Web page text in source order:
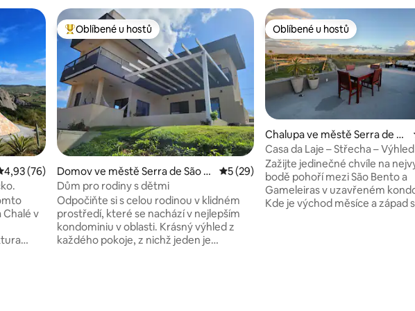
hodnocení 4,93 z 5, 76 hodnocení
4,93 (76)
v
Nejlepší v kategorii Oblíbené u hostů
Oblíbené u hostů
Domov ve městě Serra de São B
ento
Průměrné hodnocení 5 z 5, 29 hodnocení
5 (29)
Dům pro rodiny s dětmi
Odpočiňte si s celou rodinou v klidném
prostředí, které se nachází v nejlepším
kondominiu v oblasti. Krásný výhled z
každého pokoje, z nichž jeden je
Oblíbené u hostů
Oblíbené u hostů
Chalupa ve městě Serra de Sã
o Bento
Casa da Laje – Střecha –
Nabíjení elektromobilů
Zažijte jedinečné chvíle na
bodě pohoří mezi São Bento a
Gameleiras v uzavřeném
Kde je východ měsíce a západ